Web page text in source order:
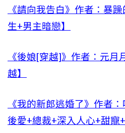
《請向我告白》作者：暴
生+男主暗戀】
《後娘[穿越]》作者：元月
越】
《我的新郎逃婚了》作者
後愛+總裁+深入人心+甜寵+